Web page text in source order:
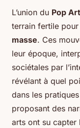
L’union du Pop Art
terrain fertile
masse. Ces
leur époque,
sociétales par
révélant à quel
dans les
proposant des
arts ont su capter